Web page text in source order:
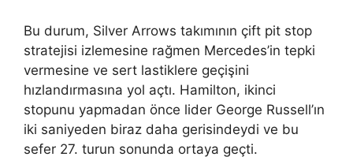
Bu durum, Silver Arrows takımının çift pit stop
stratejisi izlemesine rağmen Mercedes’in tepki
vermesine ve sert lastiklere geçişini
hızlandırmasına yol açtı. Hamilton, ikinci
stopunu yapmadan önce lider George Russell’ın
iki saniyeden biraz daha gerisindeydi ve bu
sefer 27. turun sonunda ortaya geçti.